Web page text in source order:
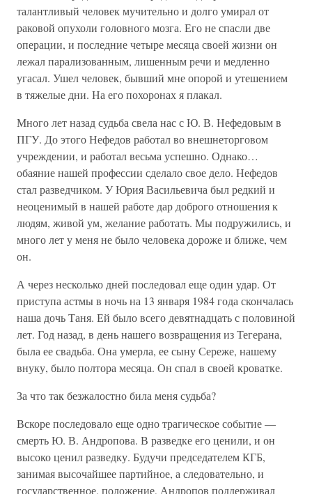
талантливый человек мучительно и долго умирал от
раковой опухоли головного мозга. Его не спасли две
операции, и последние четыре месяца своей жизни он
лежал парализованным, лишенным речи и медленно
угасал. Ушел человек, бывший мне опорой и утешением
в тяжелые дни. На его похоронах я плакал.
Много лет назад судьба свела нас с Ю. В. Нефедовым в
ПГУ. До этого Нефедов работал во внешнеторговом
учреждении, и работал весьма успешно. Однако…
обаяние нашей профессии сделало свое дело. Нефедов
стал разведчиком. У Юрия Васильевича был редкий и
неоценимый в нашей работе дар доброго отношения к
людям, живой ум, желание работать. Мы подружились, и
много лет у меня не было человека дороже и ближе, чем
он.
А через несколько дней последовал еще один удар. От
приступа астмы в ночь на 13 января 1984 года скончалась
наша дочь Таня. Ей было всего девятнадцать с половиной
лет. Год назад, в день нашего возвращения из Тегерана,
была ее свадьба. Она умерла, ее сыну Сереже, нашему
внуку, было полтора месяца. Он спал в своей кроватке.
За что так безжалостно била меня судьба?
Вскоре последовало еще одно трагическое событие —
смерть Ю. В. Андропова. В разведке его ценили, и он
высоко ценил разведку. Будучи председателем КГБ,
занимая высочайшее партийное, а следовательно, и
государственное, положение, Андропов поддерживал